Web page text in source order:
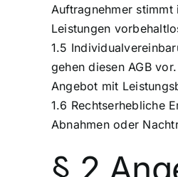
Auftragnehmer
Leistungen
1.5
gehen diesen AGB
Angebot mit
1.6 Rechtserhebliche
Abnahmen oder
§ 2